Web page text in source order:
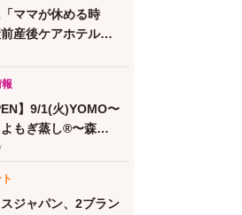
ママが休める時
産後ケアホテル
」、複数人で贈れ
】9/1(火)YOMO〜
もぎ蒸し®〜森下
ランドオープン！
ジャパン、2ブラン